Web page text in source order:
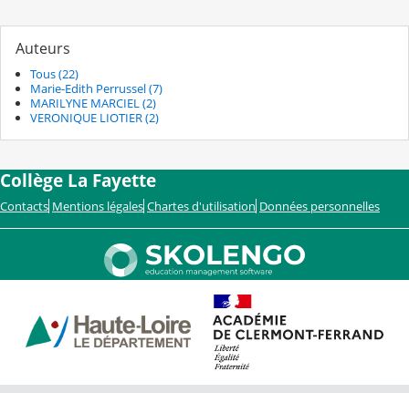
Auteurs
Tous (22)
Marie-Edith Perrussel (7)
MARILYNE MARCIEL (2)
VERONIQUE LIOTIER (2)
Collège La Fayette
Contacts Mentions légales Chartes d'utilisation Données personnelles